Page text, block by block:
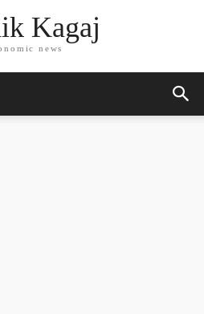
Kagaj
news